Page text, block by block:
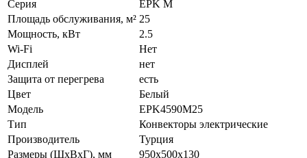
Серия
EPK M
Площадь обслуживания, м² 25
Мощность, кВт
2.5
Wi-Fi
Нет
Дисплей
нет
Защита от перегрева
есть
Цвет
Белый
Модель
EPK4590M25
Тип
Конвекторы электрические
Производитель
Турция
Размеры (ШxВxГ), мм
950x500x130